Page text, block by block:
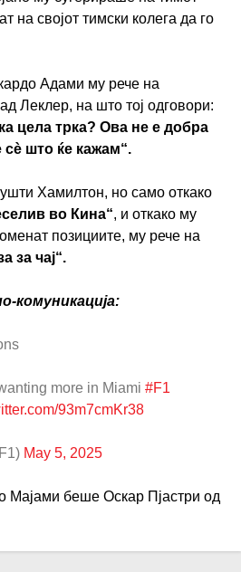
на својот тимски колега да го
Адами му рече на
Леклер, на што тој одговори:
цела трка? Ова не е добра
сè што ќе кажам“.
Хамилтон, но само откако
во Кина“, и откако му
позициите, му рече на
за чај“.
комуникација:
more in Miami #F1
93m7cmKr38
May 5, 2025
Мајами беше Оскар Пјастри од